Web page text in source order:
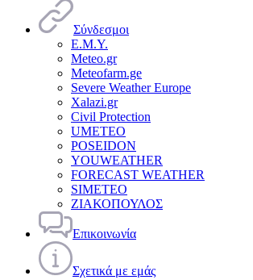
Σύνδεσμοι
Ε.Μ.Υ.
Meteo.gr
Meteofarm.ge
Severe Weather Europe
Xalazi.gr
Civil Protection
UMETEO
POSEIDON
YOUWEATHER
FORECAST WEATHER
SIMETEO
ΖΙΑΚΟΠΟΥΛΟΣ
Επικοινωνία
Σχετικά με εμάς